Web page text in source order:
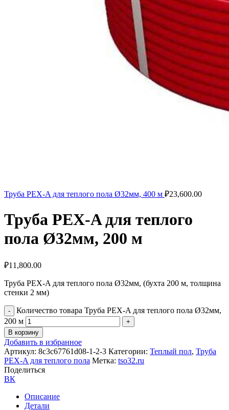
Труба PEX-A для теплого пола Ø32мм, 400 м ₽23,600.00
Труба PEX-A для теплого
пола Ø32мм, 200 м
₽11,800.00
Труба PEX-A для теплого пола Ø32мм, (бухта 200 м, толщина
стенки 2 мм)
Количество товара Труба PEX-A для теплого пола Ø32мм,
200 м
В корзину
Добавить в избранное
Артикул: 8c3c67761d08-1-2-3 Категории: Теплый пол, Труба
PEX-A для теплого пола Метка: tso32.ru
Поделиться
ВК
Описание
Детали